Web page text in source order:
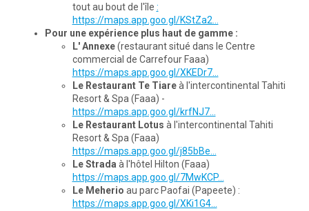
tout au bout de l'île :
https://maps.app.goo.gl/KStZa2...
Pour une expérience plus haut de gamme :
L' Annexe(restaurant situé dans le Centre
commercial de Carrefour Faaa)
https://maps.app.goo.gl/XKEDr7...
Le Restaurant Te Tiareà l'intercontinental Tahiti
Resort & Spa (Faaa) -
https://maps.app.goo.gl/krfNJ7...
Le Restaurant Lotus à l'intercontinental Tahiti
Resort & Spa (Faaa)
https://maps.app.goo.gl/j85bBe...
Le Strada à l'hôtel Hilton (Faaa)
https://maps.app.goo.gl/7MwKCP...
Le Meherio au parc Paofai (Papeete) :
https://maps.app.goo.gl/XKi1G4...